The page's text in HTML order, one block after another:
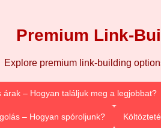
Premium Link-
Explore premium link-building
árak – Hogyan találjuk meg a legjobbat?
– Hogyan spóroljunk?